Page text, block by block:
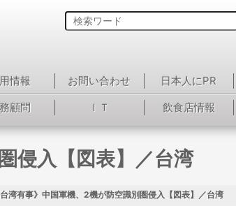
情報 お問い合わせ
日本人にPR
顧問 ＩＴ 飲食店情報
侵入【図表】／台湾
台湾有事》中国軍機、2機が防空識別圏侵入【図表】／台湾